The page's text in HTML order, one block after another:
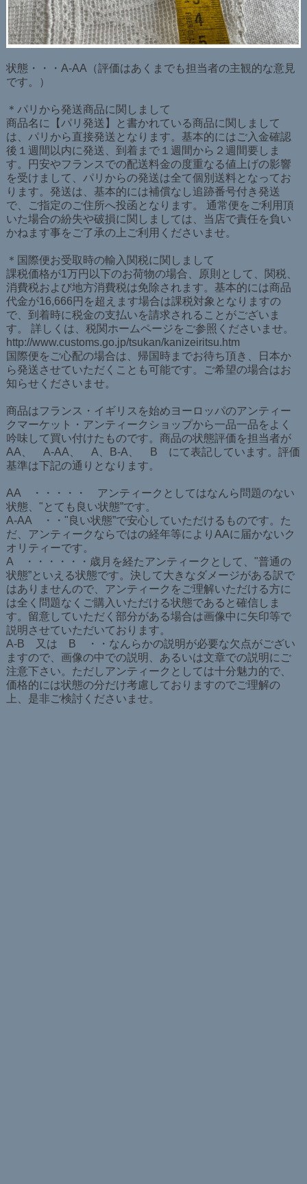
状態・・・A-AA（評価はあくまでも担当者の主観的な意見
です。）
＊パリから発送商品に関しまして
商品名に【パリ発送】と書かれている商品に関しまして
は、パリから直接発送となります。基本的にはご入金確認
後１週間以内に発送、到着まで１週間から２週間要しま
す。円安やフランスでの配送料金の度重なる値上げの影響
を受けまして、パリからの発送は全て個別送料となってお
ります。発送は、基本的には補償なし追跡番号付き発送
で、ご指定のご住所へ投函となります。 通常便をご利用頂
いた場合の紛失や破損に関しましては、当店で責任を負い
かねます事をご了承の上ご利用くださいませ。
＊国際便お受取時の輸入関税に関しまして
課税価格が1万円以下のお荷物の場合、原則として、関税、
消費税および地方消費税は免除されます。基本的には商品
代金が16,666円を超えます場合は課税対象となりますの
で、到着時に税金の支払いを請求されることがございま
す。 詳しくは、税関ホームページをご参照くださいませ。
http://www.customs.go.jp/tsukan/kanizeiritsu.htm
国際便をご心配の場合は、帰国時までお待ち頂き、日本か
ら発送させていただくことも可能です。ご希望の場合はお
知らせくださいませ。
商品はフランス・イギリスを始めヨーロッパのアンティー
クマーケット・アンティークショップから一品一品をよく
吟味して買い付けたものです。商品の状態評価を担当者が
AA、 A-AA、 A、B-A、 B にて表記しています。評価
基準は下記の通りとなります。
AA ・・・・・ アンティークとしてはなんら問題のない
状態、"とても良い状態”です。
A-AA ・・"良い状態”で安心していただけるものです。た
だ、アンティークならではの経年等によりAAに届かないク
オリティーです。
A ・・・・・・歳月を経たアンティークとして、"普通の
状態”といえる状態です。決して大きなダメージがある訳で
はありませんので、アンティークをご理解いただける方に
は全く問題なくご購入いただける状態であると確信しま
す。留意していただく部分がある場合は画像中に矢印等で
説明させていただいております。
A-B 又は B ・・なんらかの説明が必要な欠点がござい
ますので、画像の中での説明、あるいは文章での説明にご
注意下さい。ただしアンティークとしては十分魅力的で、
価格的には状態の分だけ考慮しておりますのでご理解の
上、是非ご検討くださいませ。